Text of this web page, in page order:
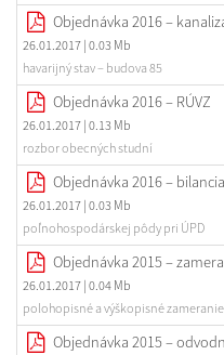
Objednávka 2016 –
26.01.2017 | 0.03 Mb
havarijný stav – budova 85
Objednávka 2016 – RÚVZ
26.01.2017 | 0.13 Mb
rozbor obecných studní
Objednávka 2016 –
26.01.2017 | 0.03 Mb
poľnohospodárskej pôdy pri ÚPD
Objednávka 2015 –
26.01.2017 | 0.04 Mb
polohopisné a výškopisné zameranie
Objednávka 2015 –